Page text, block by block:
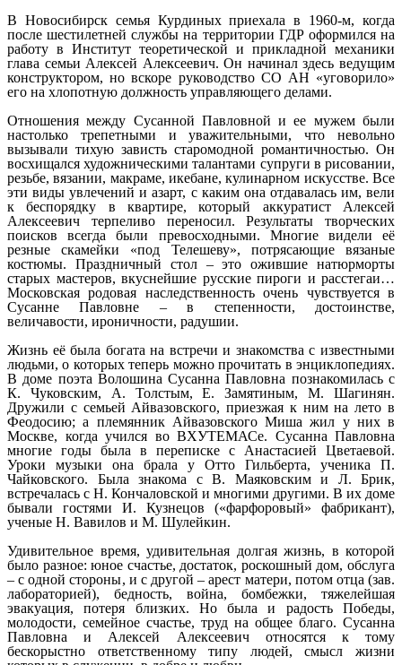
В Новосибирск семья Курдиных приехала в 1960-м, когда
после шестилетней службы на территории ГДР оформился на
работу в Институт теоретической и прикладной механики
глава семьи Алексей Алексеевич. Он начинал здесь ведущим
конструктором, но вскоре руководство СО АН «уговорило»
его на хлопотную должность управляющего делами.
Отношения между Сусанной Павловной и ее мужем были
настолько трепетными и уважительными, что невольно
вызывали тихую зависть старомодной романтичностью. Он
восхищался художническими талантами супруги в рисовании,
резьбе, вязании, макраме, икебане, кулинарном искусстве. Все
эти виды увлечений и азарт, с каким она отдавалась им, вели
к беспорядку в квартире, который аккуратист Алексей
Алексеевич терпеливо переносил. Результаты творческих
поисков всегда были превосходными. Многие видели её
резные скамейки «под Телешеву», потрясающие вязаные
костюмы. Праздничный стол – это ожившие натюрморты
старых мастеров, вкуснейшие русские пироги и расстегаи…
Московская родовая наследственность очень чувствуется в
Сусанне Павловне – в степенности, достоинстве,
величавости, ироничности, радушии.
Жизнь её была богата на встречи и знакомства с известными
людьми, о которых теперь можно прочитать в энциклопедиях.
В доме поэта Волошина Сусанна Павловна познакомилась с
К. Чуковским, А. Толстым, Е. Замятиным, М. Шагинян.
Дружили с семьей Айвазовского, приезжая к ним на лето в
Феодосию; а племянник Айвазовского Миша жил у них в
Москве, когда учился во ВХУТЕМАСе. Сусанна Павловна
многие годы была в переписке с Анастасией Цветаевой.
Уроки музыки она брала у Отто Гильберта, ученика П.
Чайковского. Была знакома с В. Маяковским и Л. Брик,
встречалась с Н. Кончаловской и многими другими. В их доме
бывали гостями И. Кузнецов («фарфоровый» фабрикант),
ученые Н. Вавилов и М. Шулейкин.
Удивительное время, удивительная долгая жизнь, в которой
было разное: юное счастье, достаток, роскошный дом, обслуга
– с одной стороны, и с другой – арест матери, потом отца (зав.
лабораторией), бедность, война, бомбежки, тяжелейшая
эвакуация, потеря близких. Но была и радость Победы,
молодости, семейное счастье, труд на общее благо. Сусанна
Павловна и Алексей Алексеевич относятся к тому
бескорыстно ответственному типу людей, смысл жизни